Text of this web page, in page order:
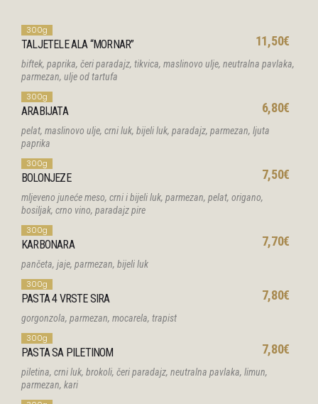
300g
TALJETELE ALA “MORNAR” 11,50€
biftek, paprika, čeri paradajz, tikvica, maslinovo ulje, neutralna pavlaka,
parmezan, ulje od tartufa
300g
ARABIJATA 6,80€
pelat, maslinovo ulje, crni luk, bijeli luk, paradajz, parmezan, ljuta
paprika
300g
BOLONJEZE 7,50€
mljeveno juneće meso, crni i bijeli luk, parmezan, pelat, origano,
bosiljak, crno vino, paradajz pire
300g
KARBONARA 7,70€
pančeta, jaje, parmezan, bijeli luk
300g
PASTA 4 VRSTE SIRA 7,80€
gorgonzola, parmezan, mocarela, trapist
300g
PASTA SA PILETINOM 7,80€
piletina, crni luk, brokoli, čeri paradajz, neutralna pavlaka, limun,
parmezan, kari